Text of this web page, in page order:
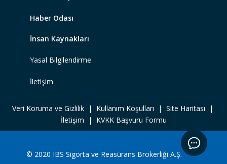
Haber Odası
İnsan Kaynakları
Yasal Bilgilendirme
İletişim
Veri Koruma ve Gizlilik| Kullanım Koşulları | Site Haritası |
İletişim | KVKK Başvuru Formu
© 2020 IBS Sigorta ve Reasürans Brokerliği A.Ş.